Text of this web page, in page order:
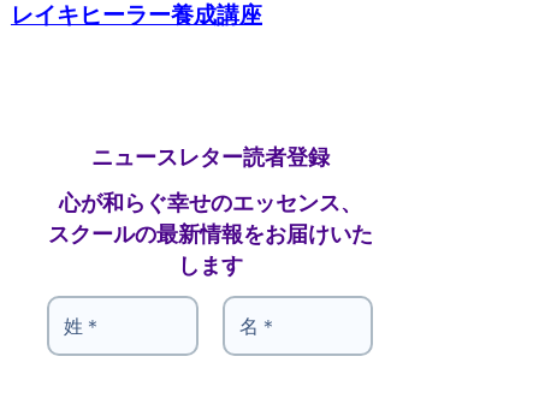
レイキヒーラー養成講座
ニュースレター読者登録
心が和らぐ幸せのエッセンス、
スクールの最新情報をお届けいた
します